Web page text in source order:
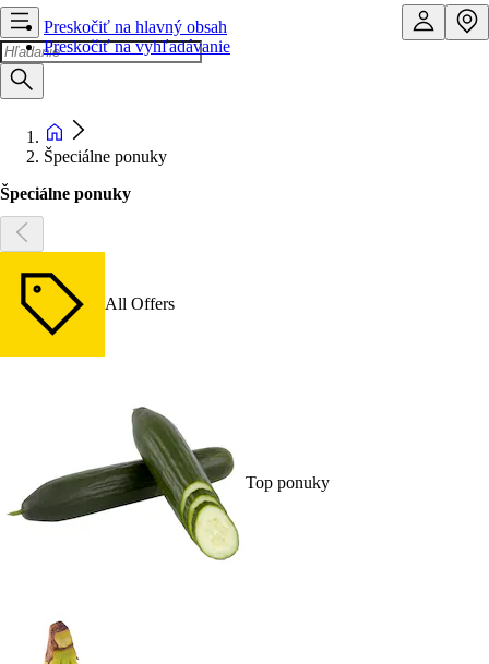
Preskočiť na hlavný obsah
Preskočiť na vyhľadávanie
Špeciálne ponuky
Špeciálne ponuky
All Offers
Top ponuky